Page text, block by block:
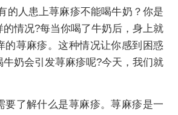
人患上荨麻疹不能喝牛奶？你是
情况?每当你喝了牛奶后，身上就
的荨麻疹。这种情况让你感到困惑
奶会引发荨麻疹呢?今天，我们就
了解什么是荨麻疹。荨麻疹是一